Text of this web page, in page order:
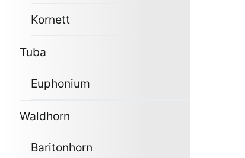
Kornett
Tuba
Euphonium
Waldhorn
Baritonhorn